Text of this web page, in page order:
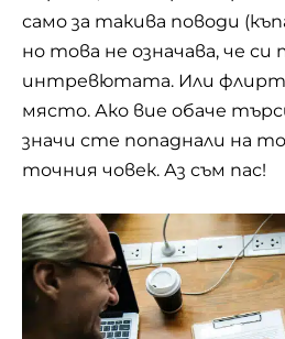
само за такива поводи
но това не означава, че
интревютата. Или
място. Ако вие обаче
значи сте попаднали на
точния човек. Аз съм пас!